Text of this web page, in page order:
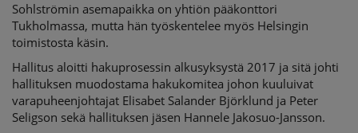
Sohlströmin asemapaikka on yhtiön pääkonttori
Tukholmassa, mutta hän työskentelee myös Helsingin
toimistosta käsin.
Hallitus aloitti hakuprosessin alkusyksystä 2017 ja sitä johti
hallituksen muodostama hakukomitea johon kuuluivat
varapuheenjohtajat Elisabet Salander Björklund ja Peter
Seligson sekä hallituksen jäsen Hannele Jakosuo-Jansson.